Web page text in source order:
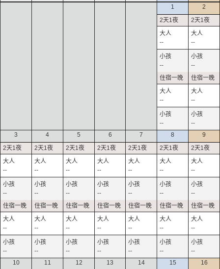
1
--
--
--
--
2
--
--
--
--
3
--
--
--
--
4
--
--
--
--
5
--
--
--
--
6
--
--
--
--
7
--
--
--
--
8
--
--
--
--
9
--
--
--
--
10
11 12 13 14 15 16